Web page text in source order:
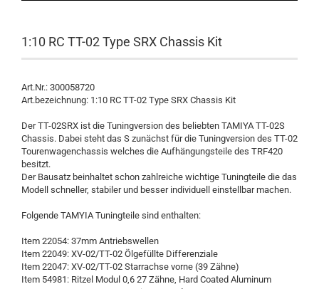
1:10 RC TT-02 Type SRX Chassis Kit
Art.Nr.: 300058720
Art.bezeichnung: 1:10 RC TT-02 Type SRX Chassis Kit
Der TT-02SRX ist die Tuningversion des beliebten TAMIYA TT-02S
Chassis. Dabei steht das S zunächst für die Tuningversion des TT-02
Tourenwagenchassis welches die Aufhängungsteile des TRF420
besitzt.
Der Bausatz beinhaltet schon zahlreiche wichtige Tuningteile die das
Modell schneller, stabiler und besser individuell einstellbar machen.
Folgende TAMYIA Tuningteile sind enthalten:
Item 22054: 37mm Antriebswellen
Item 22049: XV-02/TT-02 Ölgefüllte Differenziale
Item 22047: XV-02/TT-02 Starrachse vorne (39 Zähne)
Item 54981: Ritzel Modul 0,6 27 Zähne, Hard Coated Aluminum